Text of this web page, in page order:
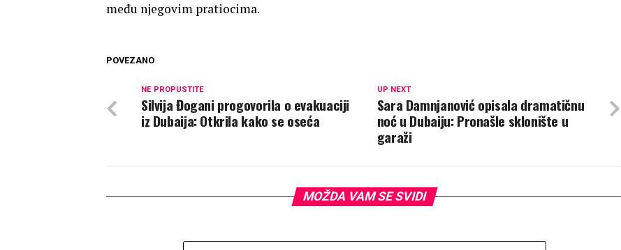
među njegovim pratiocima.
POVEZANO
UP NEXT
Sara Damnjanović opisala dramatičnu
noć u Dubaiju: Pronašle sklonište u
garaži
NE PROPUSTITE
Silvija Đogani progovorila o evakuaciji
iz Dubaija: Otkrila kako se oseća
MOŽDA VAM SE SVIDI